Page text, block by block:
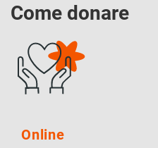
Come donare
Online